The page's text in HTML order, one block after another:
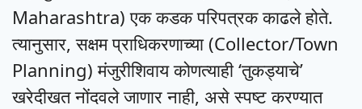
Maharashtra) एक कडक परिपत्रक काढले होते.
त्यानुसार, सक्षम प्राधिकरणाच्या (Collector/Town
Planning) मंजुरीशिवाय कोणत्याही ‘तुकड्याचे’
खरेदीखत नोंदवले जाणार नाही, असे स्पष्ट करण्यात